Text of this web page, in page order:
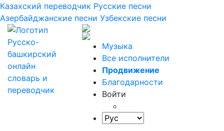
Казахский переводчик Русские песни
Азербайджанские песни Узбекские песни
Музыка
Все исполнители
Продвижение
Благодарности
Войти